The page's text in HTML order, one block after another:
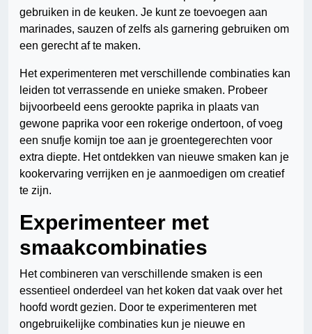
gebruiken in de keuken. Je kunt ze toevoegen aan
marinades, sauzen of zelfs als garnering gebruiken om
een gerecht af te maken.
Het experimenteren met verschillende combinaties kan
leiden tot verrassende en unieke smaken. Probeer
bijvoorbeeld eens gerookte paprika in plaats van
gewone paprika voor een rokerige ondertoon, of voeg
een snufje komijn toe aan je groentegerechten voor
extra diepte. Het ontdekken van nieuwe smaken kan je
kookervaring verrijken en je aanmoedigen om creatief
te zijn.
Experimenteer met
smaakcombinaties
Het combineren van verschillende smaken is een
essentieel onderdeel van het koken dat vaak over het
hoofd wordt gezien. Door te experimenteren met
ongebruikelijke combinaties kun je nieuwe en